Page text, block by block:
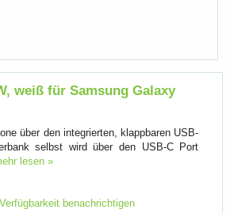
weiß für Samsung Galaxy
über den integrierten, klappbaren USB-
selbst wird über den USB-C Port
lesen »
benachrichtigen